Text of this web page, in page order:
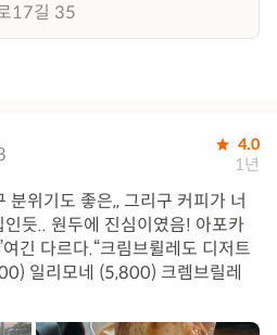
17길 35
4.0
1년
분위기도 좋은,, 그리구 커피가 너
듯.. 원두에 진심이였음! 아포카
긴 다르다.“크림브륄레도 디저트
일리모네 (5,800) 크렘브릴레